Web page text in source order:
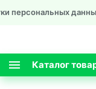
персональных
Каталог